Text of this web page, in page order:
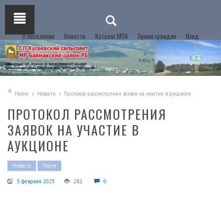
О поселении Новости Каталог МПА Прием граждан Вход
Home Новости Протокол рассмотрения заявок на участие в аукционе
ПРОТОКОЛ РАССМОТРЕНИЯ
ЗАЯВОК НА УЧАСТИЕ В
АУКЦИОНЕ
Новости Торги
3 февраля 2025 281 0